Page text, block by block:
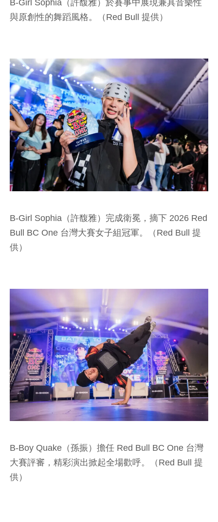
B-Girl Sophia（許馥雅）於賽事中展現兼具音樂性
與原創性的舞蹈風格。（Red Bull 提供）
B-Girl Sophia（許馥雅）完成衛冕，摘下 2026 Red
Bull BC One 台灣大賽女子組冠軍。（Red Bull 提
供）
B-Boy Quake（孫振）擔任 Red Bull BC One 台灣
大賽評審，精彩演出掀起全場歡呼。（Red Bull 提
供）